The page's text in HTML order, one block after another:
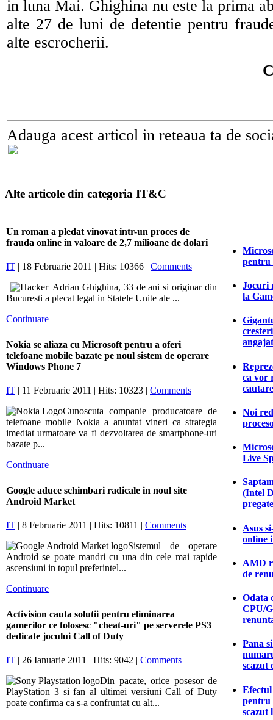
in luna Mai. Ghighina nu este la prima
alte 27 de luni de detentie pentru
alte escrocherii.
Adauga acest articol in reteaua ta de
Alte articole din categoria IT&C
Un roman a pledat vinovat intr-un proces de
frauda online in valoare de 2,7 milioane de dolari
IT | 18 Februarie 2011 | Hits: 10366 | Comments
Adrian Ghighina, 33 de ani si originar din
Bucuresti a plecat legal in Statele Unite ale ...
Continuare
Nokia se aliaza cu Microsoft pentru a oferi
telefoane mobile bazate pe noul sistem de operare
Windows Phone 7
IT | 11 Februarie 2011 | Hits: 10323 | Comments
Cunoscuta companie producatoare de
telefoane mobile Nokia a anuntat vineri ca strategia
imediat urmatoare va fi dezvoltarea de smartphone-uri
bazate p...
Continuare
Google aduce schimbari radicale in noul site
Android Market
IT | 8 Februarie 2011 | Hits: 10811 | Comments
Sistemul de operare
Android se poate mandri cu una din cele mai rapide
ascensiuni in topul preferintel...
Continuare
Activision cauta solutii pentru eliminarea
gamerilor ce folosesc "cheat-uri" pe serverele PS3
dedicate jocului Call of Duty
IT | 26 Ianuarie 2011 | Hits: 9042 | Comments
Din pacate, orice posesor de
PlayStation 3 si fan al ultimei versiuni Call of Duty
poate confirma ca s-a confruntat cu alt...
pentru
Jocuri
la
ca vor
Noi
Live
(Intel
Asus
online
AMD
de
Odata
CPU/
Pana
scazut
pentru
scazut